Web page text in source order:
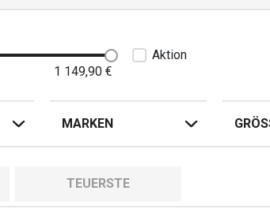
1 149,90 €
Aktion
MARKEN
TEUERSTE